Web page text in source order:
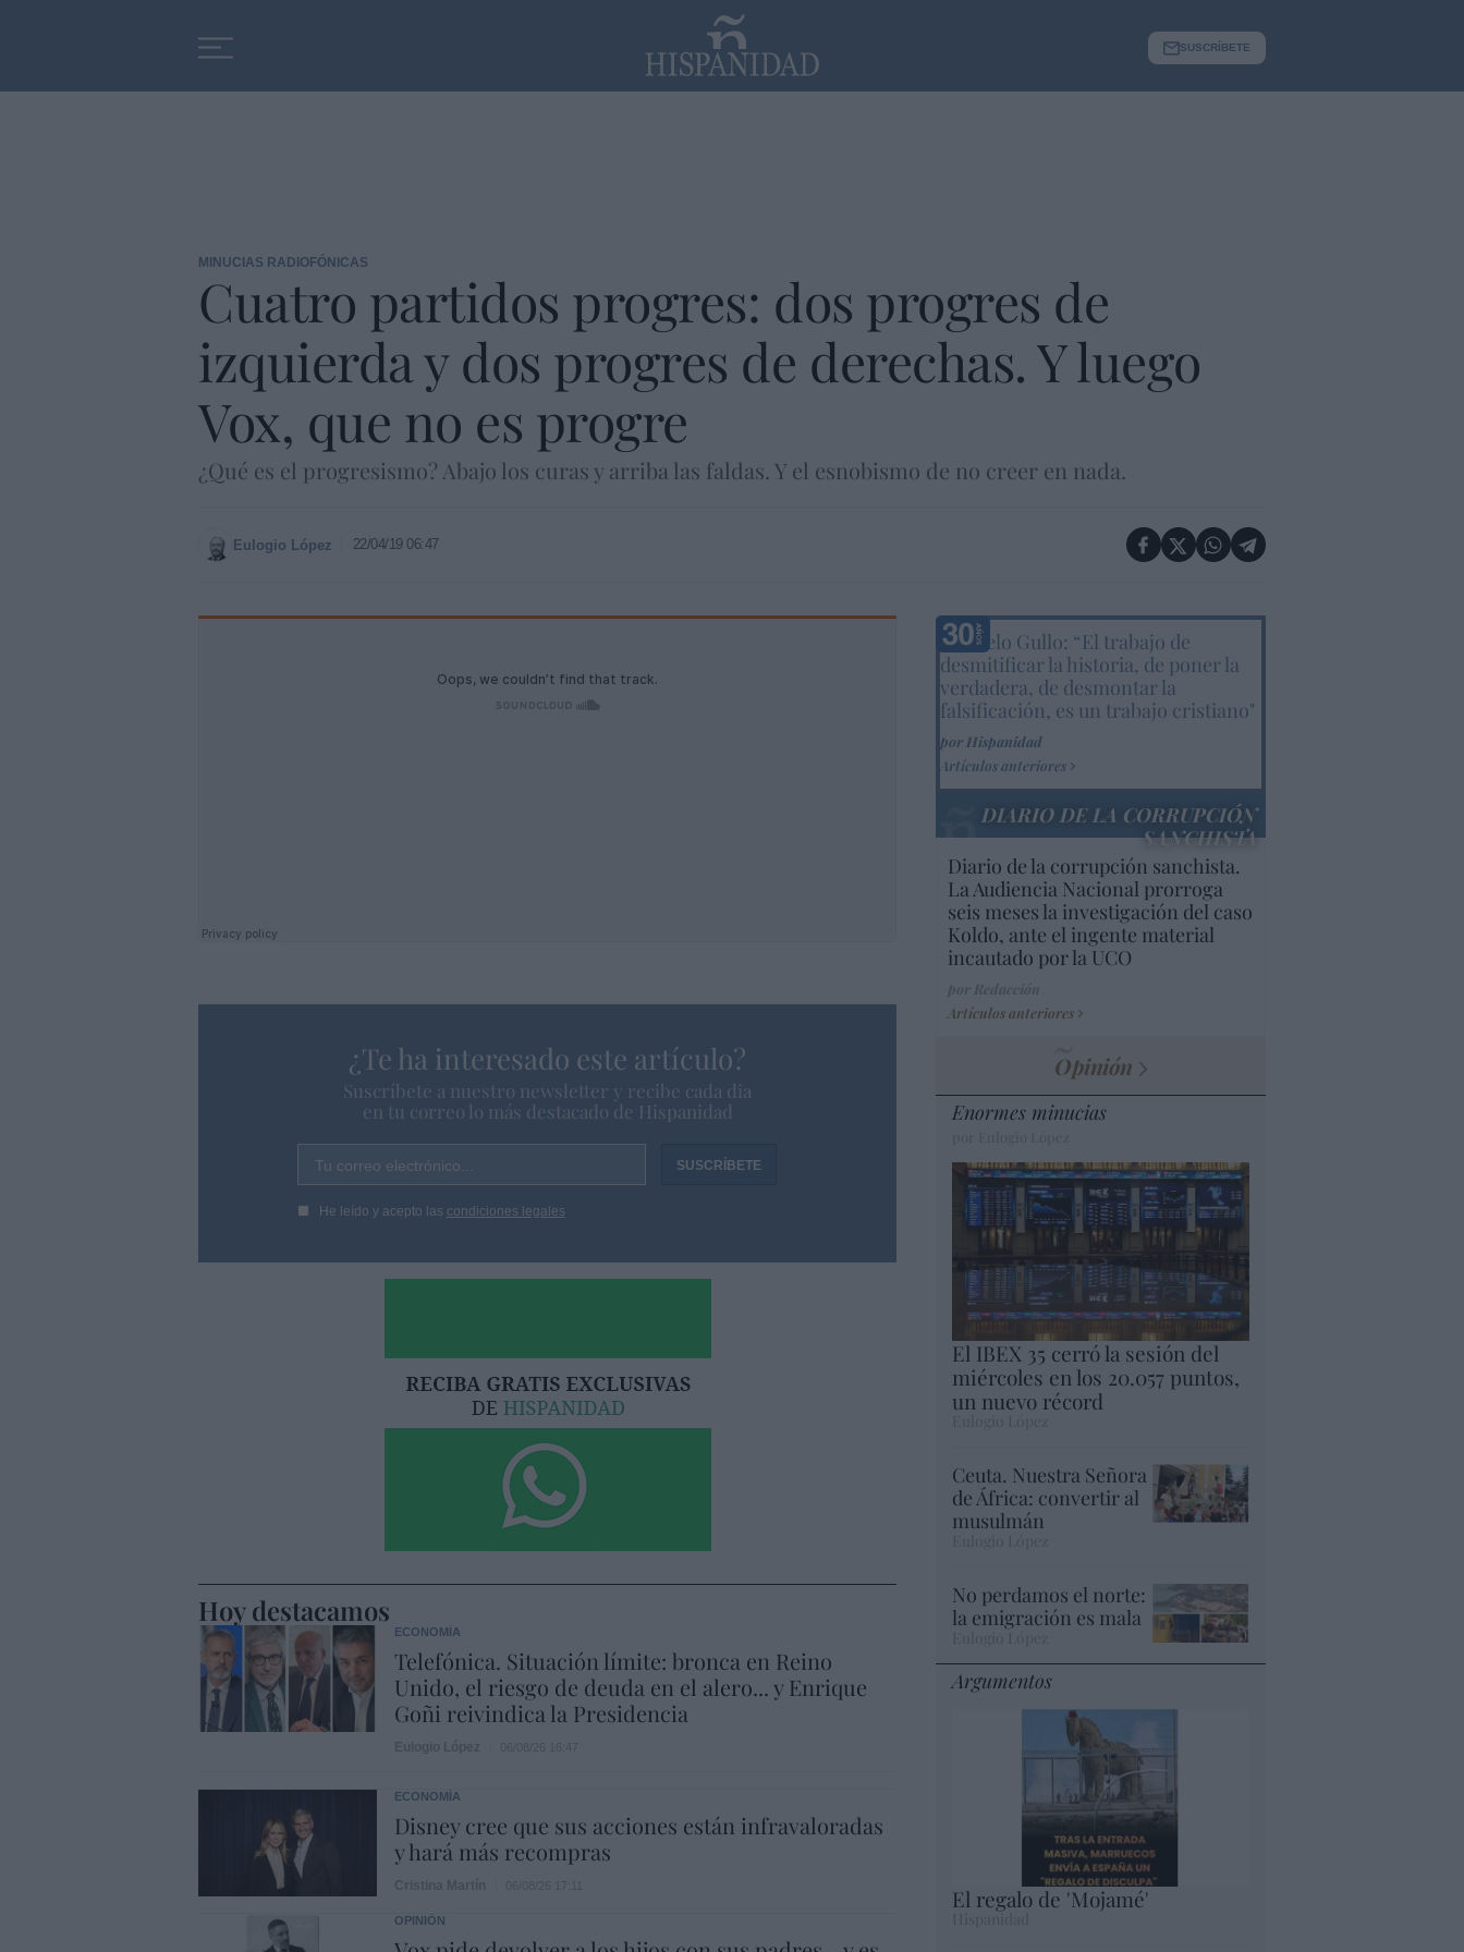
SUSCRÍBETE
MINUCIAS RADIOFÓNICAS
Cuatro partidos progres: dos progres de
izquierda y dos progres de derechas. Y luego
Vox, que no es progre
¿Qué es el progresismo? Abajo los curas y arriba las faldas. Y el esnobismo de no creer en nada.
Eulogio López 22/04/19 06:47
¿Te ha interesado este artículo?
Suscríbete a nuestro newsletter y recibe cada dia
en tu correo lo más destacado de Hispanidad
Tu correo electrónico...
He leído y acepto las condiciones legales
Hoy destacamos
ECONOMÍA
Telefónica. Situación límite: bronca en Reino
Unido, el riesgo de deuda en el alero... y Enrique
Goñi reivindica la Presidencia
ECONOMÍA
Disney cree que sus acciones están infravaloradas
y hará más recompras
OPINIÓN
Marcelo Gullo: “El trabajo de
desmitificar la historia, de poner la
verdadera, de desmontar la
falsificación, es un trabajo cristiano"
por Hispanidad
Artículos anteriores
DIARIO DE LA CORRUPCIÓN
SANCHISTA
Diario de la corrupción sanchista.
La Audiencia Nacional prorroga
seis meses la investigación del caso
Koldo, ante el ingente material
incautado por la UCO
Artículos anteriores
Opinión
Enormes minucias
El IBEX 35 cerró la sesión del
miércoles en los 20.057 puntos,
un nuevo récord
Ceuta. Nuestra Señora
de África: convertir al
musulmán
No perdamos el norte:
la emigración es mala
Argumentos
El regalo de 'Mojamé'